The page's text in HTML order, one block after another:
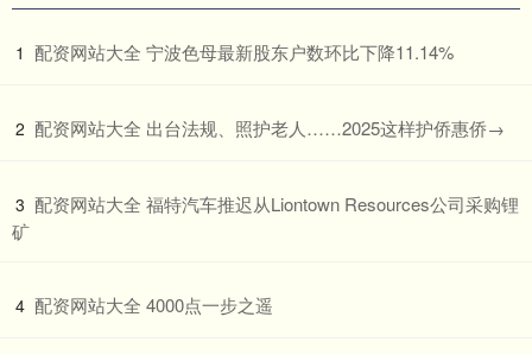
1 ​配资网站大全 宁波色母最新股东户数环比下降11.14%
2 ​配资网站大全 出台法规、照护老人……2025这样护侨惠侨→
3 ​配资网站大全 福特汽车推迟从Liontown Resources公司采购锂
矿
4 ​配资网站大全 4000点一步之遥